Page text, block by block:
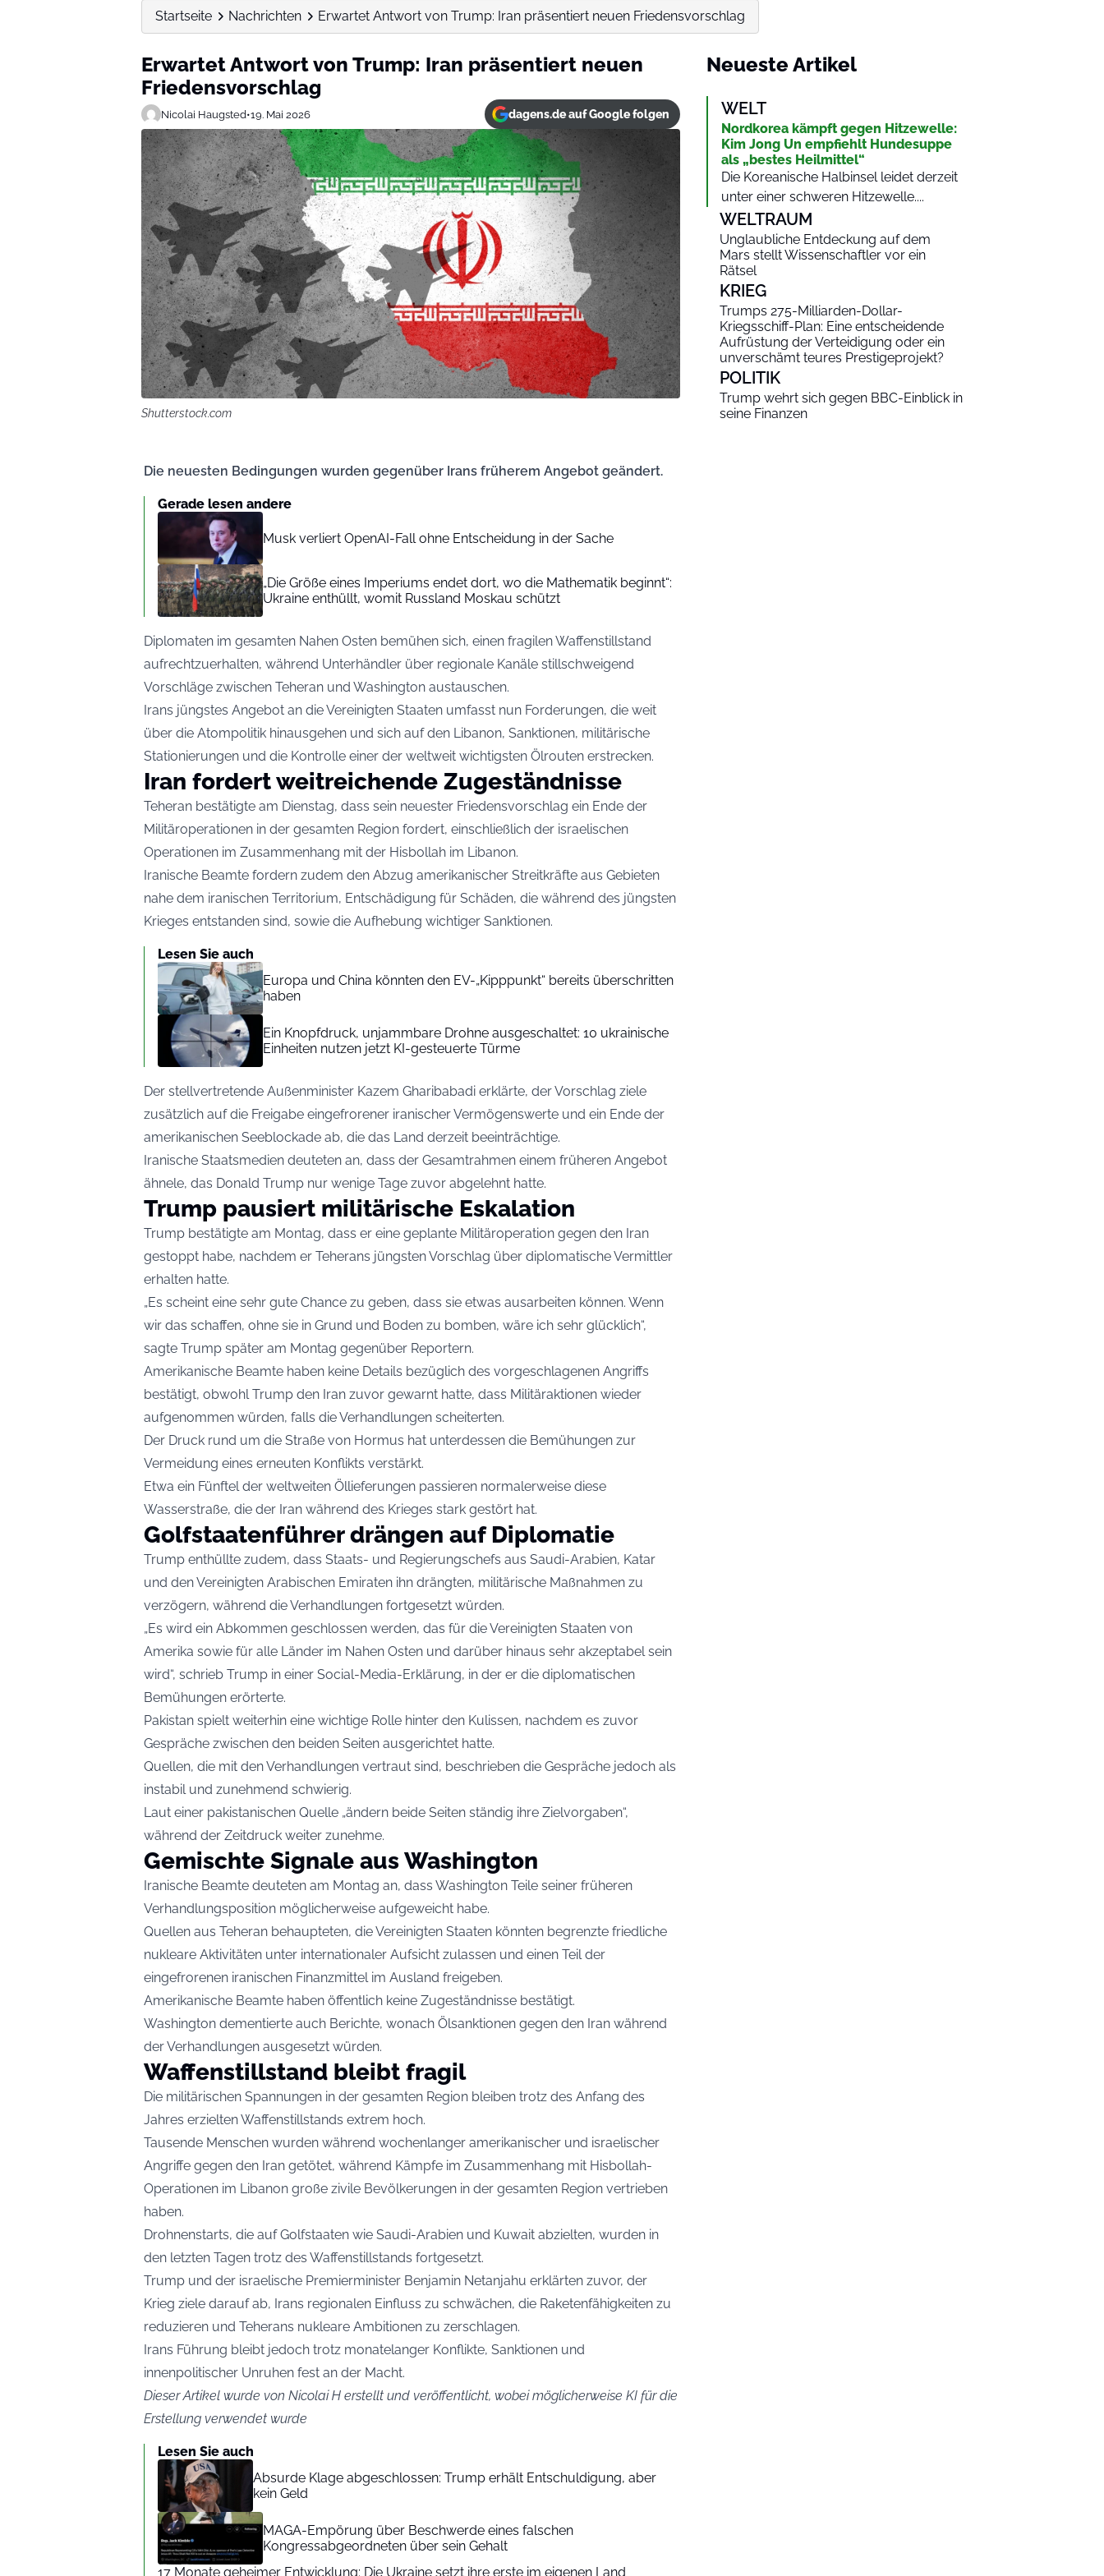
Startseite Nachrichten Erwartet Antwort von Trump: Iran präsentiert neuen Friedensvorschlag
Erwartet Antwort von Trump: Iran präsentiert neuen
Friedensvorschlag
Nicolai Haugsted•19. Mai 2026 dagens.de auf Google folgen
Shutterstock.com
Die neuesten Bedingungen wurden gegenüber Irans früherem Angebot geändert.
Gerade lesen andere
Musk verliert OpenAI-Fall ohne Entscheidung in der Sache
„Die Größe eines Imperiums endet dort, wo die Mathematik beginnt“:
Ukraine enthüllt, womit Russland Moskau schützt
Diplomaten im gesamten Nahen Osten bemühen sich, einen fragilen Waffenstillstand
aufrechtzuerhalten, während Unterhändler über regionale Kanäle stillschweigend
Vorschläge zwischen Teheran und Washington austauschen.
Irans jüngstes Angebot an die Vereinigten Staaten umfasst nun Forderungen, die weit
über die Atompolitik hinausgehen und sich auf den Libanon, Sanktionen, militärische
Stationierungen und die Kontrolle einer der weltweit wichtigsten Ölrouten erstrecken.
Iran fordert weitreichende Zugeständnisse
Teheran bestätigte am Dienstag, dass sein neuester Friedensvorschlag ein Ende der
Militäroperationen in der gesamten Region fordert, einschließlich der israelischen
Operationen im Zusammenhang mit der Hisbollah im Libanon.
Iranische Beamte fordern zudem den Abzug amerikanischer Streitkräfte aus Gebieten
nahe dem iranischen Territorium, Entschädigung für Schäden, die während des jüngsten
Krieges entstanden sind, sowie die Aufhebung wichtiger Sanktionen.
Lesen Sie auch
Europa und China könnten den EV-„Kipppunkt“ bereits überschritten
haben
Ein Knopfdruck, unjammbare Drohne ausgeschaltet: 10 ukrainische
Einheiten nutzen jetzt KI-gesteuerte Türme
Der stellvertretende Außenminister Kazem Gharibabadi erklärte, der Vorschlag ziele
zusätzlich auf die Freigabe eingefrorener iranischer Vermögenswerte und ein Ende der
amerikanischen Seeblockade ab, die das Land derzeit beeinträchtige.
Iranische Staatsmedien deuteten an, dass der Gesamtrahmen einem früheren Angebot
ähnele, das Donald Trump nur wenige Tage zuvor abgelehnt hatte.
Trump pausiert militärische Eskalation
Trump bestätigte am Montag, dass er eine geplante Militäroperation gegen den Iran
gestoppt habe, nachdem er Teherans jüngsten Vorschlag über diplomatische Vermittler
erhalten hatte.
„Es scheint eine sehr gute Chance zu geben, dass sie etwas ausarbeiten können. Wenn
wir das schaffen, ohne sie in Grund und Boden zu bomben, wäre ich sehr glücklich“,
sagte Trump später am Montag gegenüber Reportern.
Amerikanische Beamte haben keine Details bezüglich des vorgeschlagenen Angriffs
bestätigt, obwohl Trump den Iran zuvor gewarnt hatte, dass Militäraktionen wieder
aufgenommen würden, falls die Verhandlungen scheiterten.
Der Druck rund um die Straße von Hormus hat unterdessen die Bemühungen zur
Vermeidung eines erneuten Konflikts verstärkt.
Etwa ein Fünftel der weltweiten Öllieferungen passieren normalerweise diese
Wasserstraße, die der Iran während des Krieges stark gestört hat.
Golfstaatenführer drängen auf Diplomatie
Trump enthüllte zudem, dass Staats- und Regierungschefs aus Saudi-Arabien, Katar
und den Vereinigten Arabischen Emiraten ihn drängten, militärische Maßnahmen zu
verzögern, während die Verhandlungen fortgesetzt würden.
„Es wird ein Abkommen geschlossen werden, das für die Vereinigten Staaten von
Amerika sowie für alle Länder im Nahen Osten und darüber hinaus sehr akzeptabel sein
wird“, schrieb Trump in einer Social-Media-Erklärung, in der er die diplomatischen
Bemühungen erörterte.
Pakistan spielt weiterhin eine wichtige Rolle hinter den Kulissen, nachdem es zuvor
Gespräche zwischen den beiden Seiten ausgerichtet hatte.
Quellen, die mit den Verhandlungen vertraut sind, beschrieben die Gespräche jedoch als
instabil und zunehmend schwierig.
Laut einer pakistanischen Quelle „ändern beide Seiten ständig ihre Zielvorgaben“,
während der Zeitdruck weiter zunehme.
Gemischte Signale aus Washington
Iranische Beamte deuteten am Montag an, dass Washington Teile seiner früheren
Verhandlungsposition möglicherweise aufgeweicht habe.
Quellen aus Teheran behaupteten, die Vereinigten Staaten könnten begrenzte friedliche
nukleare Aktivitäten unter internationaler Aufsicht zulassen und einen Teil der
eingefrorenen iranischen Finanzmittel im Ausland freigeben.
Amerikanische Beamte haben öffentlich keine Zugeständnisse bestätigt.
Washington dementierte auch Berichte, wonach Ölsanktionen gegen den Iran während
der Verhandlungen ausgesetzt würden.
Waffenstillstand bleibt fragil
Die militärischen Spannungen in der gesamten Region bleiben trotz des Anfang des
Jahres erzielten Waffenstillstands extrem hoch.
Tausende Menschen wurden während wochenlanger amerikanischer und israelischer
Angriffe gegen den Iran getötet, während Kämpfe im Zusammenhang mit Hisbollah-
Operationen im Libanon große zivile Bevölkerungen in der gesamten Region vertrieben
haben.
Drohnenstarts, die auf Golfstaaten wie Saudi-Arabien und Kuwait abzielten, wurden in
den letzten Tagen trotz des Waffenstillstands fortgesetzt.
Trump und der israelische Premierminister Benjamin Netanjahu erklärten zuvor, der
Krieg ziele darauf ab, Irans regionalen Einfluss zu schwächen, die Raketenfähigkeiten zu
reduzieren und Teherans nukleare Ambitionen zu zerschlagen.
Irans Führung bleibt jedoch trotz monatelanger Konflikte, Sanktionen und
innenpolitischer Unruhen fest an der Macht.
Dieser Artikel wurde von Nicolai H erstellt und veröffentlicht, wobei möglicherweise KI für die
Erstellung verwendet wurde
Lesen Sie auch
Absurde Klage abgeschlossen: Trump erhält Entschuldigung, aber
kein Geld
MAGA-Empörung über Beschwerde eines falschen
Kongressabgeordneten über sein Gehalt
17 Monate geheimer Entwicklung: Die Ukraine setzt ihre erste im eigenen Land
Neueste Artikel
WELT
Nordkorea kämpft gegen Hitzewelle:
Kim Jong Un empfiehlt Hundesuppe
als „bestes Heilmittel“
Die Koreanische Halbinsel leidet derzeit
unter einer schweren Hitzewelle....
WELTRAUM
Unglaubliche Entdeckung auf dem
Mars stellt Wissenschaftler vor ein
Rätsel
KRIEG
Trumps 275-Milliarden-Dollar-
Kriegsschiff-Plan: Eine entscheidende
Aufrüstung der Verteidigung oder ein
unverschämt teures Prestigeprojekt?
POLITIK
Trump wehrt sich gegen BBC-Einblick in
seine Finanzen